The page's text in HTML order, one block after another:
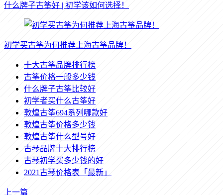
什么牌子古筝好 | 初学该如何选择！
初学买古筝为何推荐上海古筝品牌！
十大古筝品牌排行榜
古筝价格一般多少钱
什么牌子古筝比较好
初学者买什么古筝好
敦煌古筝694系列哪款好
敦煌古筝价格多少钱
敦煌古筝什么型号好
古琴品牌十大排行榜
古琴初学买多少钱的好
2021古琴价格表「最新」
上一篇